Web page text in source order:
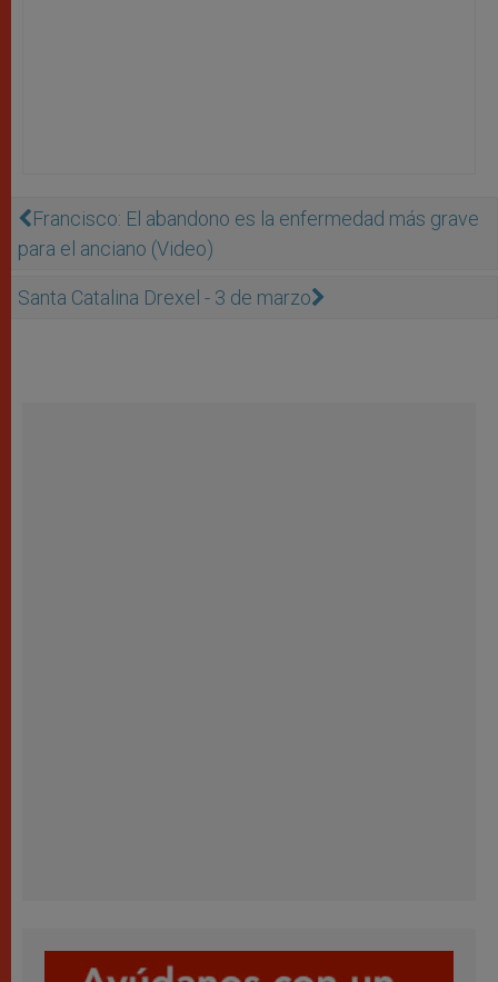
Francisco: El abandono es la enfermedad más grave
para el anciano (Video)
Santa Catalina Drexel - 3 de marzo